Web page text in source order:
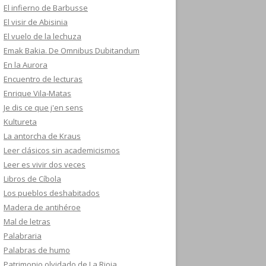
El infierno de Barbusse
El visir de Abisinia
El vuelo de la lechuza
Emak Bakia. De Omnibus Dubitandum
En la Aurora
Encuentro de lecturas
Enrique Vila-Matas
Je dis ce que j'en sens
Kultureta
La antorcha de Kraus
Leer clásicos sin academicismos
Leer es vivir dos veces
Libros de Cíbola
Los pueblos deshabitados
Madera de antihéroe
Mal de letras
Palabraria
Palabras de humo